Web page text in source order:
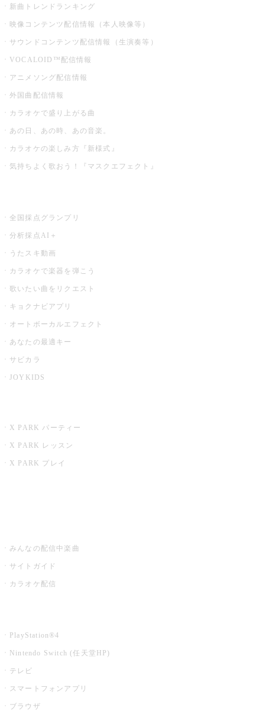
新曲トレンドランキング
映像コンテンツ配信情報（本人映像等）
サウンドコンテンツ配信情報（生演奏等）
VOCALOID™配信情報
アニメソング配信情報
外国曲配信情報
カラオケで盛り上がる曲
あの日、あの時、あの音楽。
カラオケの楽しみ方『新様式』
気持ちよく歌おう！『マスクエフェクト』
全国採点グランプリ
分析採点AI＋
うたスキ動画
カラオケで楽器を弾こう
歌いたい曲をリクエスト
キョクナビアプリ
オートボーカルエフェクト
あなたの最適キー
サビカラ
JOYKIDS
X PARK パーティー
X PARK レッスン
X PARK プレイ
みんなの配信中楽曲
サイトガイド
カラオケ配信
PlayStation®4
Nintendo Switch (任天堂HP)
テレビ
スマートフォンアプリ
ブラウザ